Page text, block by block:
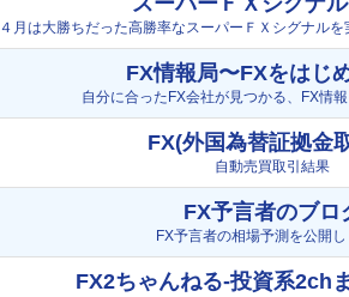
４月は大勝ちだった高勝率なスーパーＦＸシグナル
FX情報局〜FXをはじ
自分に合ったFX会社が見つかる、FX情
FX(外国為替証拠金
自動売買取引結果
FX予言者のブロ
FX予言者の相場予測を公開
FX2ちゃんねる-投資系2ch